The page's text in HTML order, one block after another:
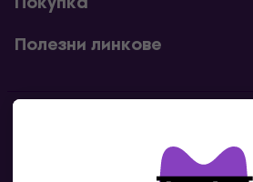
Полезни линкове
Свържи се с нас